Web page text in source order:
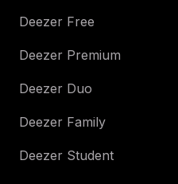
Deezer Free
Deezer Premium
Deezer Duo
Deezer Family
Deezer Student